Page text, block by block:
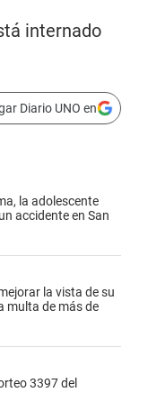
internado
Diario UNO en
la adolescente
accidente en San
la vista de su
multa de más de
3397 del